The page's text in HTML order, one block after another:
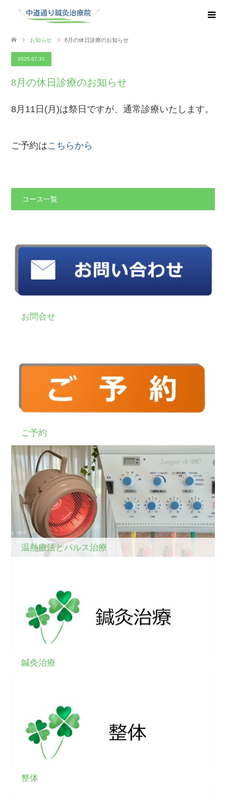
お知らせ 8月の休日診療のお知らせ
2025.07.31
8月の休日診療のお知らせ
8月11日(月)は祭日ですが、通常診療いたします。
ご予約はこちらから
コース一覧
お問合せ
ご予約
温熱療法とパルス治療
鍼灸治療
整体